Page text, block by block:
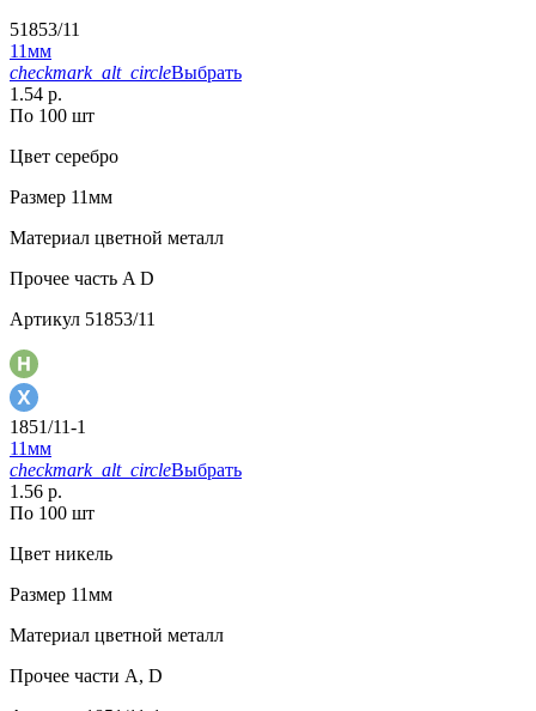
51853/11
11мм
checkmark_alt_circleВыбрать
1.54 р.
По 100 шт
Цвет серебро
Размер 11мм
Материал цветной металл
Прочее часть A D
Артикул 51853/11
1851/11-1
11мм
checkmark_alt_circleВыбрать
1.56 р.
По 100 шт
Цвет никель
Размер 11мм
Материал цветной металл
Прочее части А, D